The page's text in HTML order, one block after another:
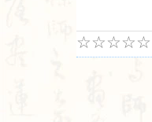
☆
☆
☆
☆
☆